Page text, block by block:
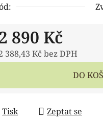
890 Kč
388,43 Kč bez DPH
DO
Tisk Zeptat se